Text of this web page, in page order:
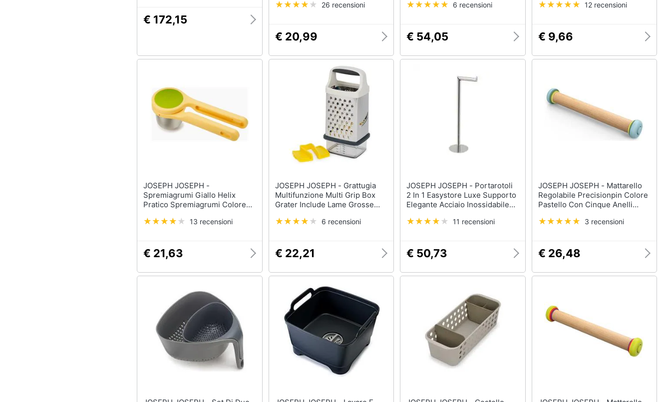
Spazi Ridotti
€ 172,15
Lavello Colore Grigio Lavabile
26 recensioni
€ 20,99
Guarnizione In Silicone
6 recensioni
€ 54,05
Espacio, Apto Para Lavavajillas.
12 recensioni
€ 9,66
JOSEPH JOSEPH -
Spremiagrumi Giallo Helix
Pratico Spremiagrumi Colore
Agrumi In Modo Comodo Ed
13 recensioni
€ 21,63
JOSEPH JOSEPH - Grattugia
Multifunzione Multi Grip Box
Grater Include Lame Grosse
Base Di Misurazione E Presa Di
6 recensioni
€ 22,21
JOSEPH JOSEPH - Portarotoli
2 In 1 Easystore Luxe Supporto
Elegante Acciaio Inossidabile
Facile Montaggio11 recensioni
€ 50,73
JOSEPH JOSEPH - Mattarello
Regolabile Precisionpin Colore
Pastello Con Cinque Anelli
A Dieci Millimetri Design
3 recensioni
€ 26,48